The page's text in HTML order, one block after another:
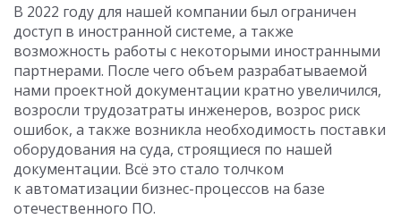
В 2022 году для нашей компании был ограничен
доступ в иностранной системе, а также
возможность работы с некоторыми иностранными
партнерами. После чего объем разрабатываемой
нами проектной документации кратно увеличился,
возросли трудозатраты инженеров, возрос риск
ошибок, а также возникла необходимость поставки
оборудования на суда, строящиеся по нашей
документации. Всё это стало толчком
к автоматизации бизнес-процессов на базе
отечественного ПО.